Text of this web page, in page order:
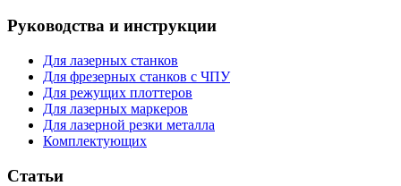
Руководства и инструкции
Для лазерных станков
Для фрезерных станков с ЧПУ
Для режущих плоттеров
Для лазерных маркеров
Для лазерной резки металла
Комплектующих
Статьи